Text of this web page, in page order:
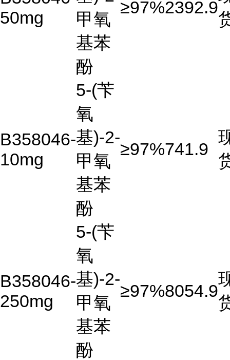
50mg
甲氧
基苯
酚
≥97%2392.9
B358046-
10mg
5-(苄
氧
基)-2-
甲氧
基苯
酚
≥97%741.9
B358046-
250mg
5-(苄
氧
基)-2-
甲氧
基苯
酚
≥97%8054.9